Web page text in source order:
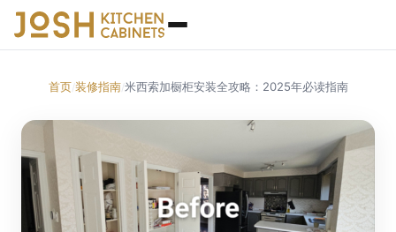
首页/装修指南/米西索加橱柜安装全攻略：2025年必读指南